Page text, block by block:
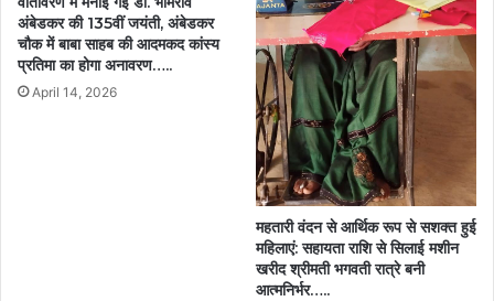
अंबेडकर की 135वीं जयंती, अंबेडकर
चौक में बाबा साहब की आदमकद कांस्य
प्रतिमा का होगा अनावरण…..
April 14, 2026
महतारी वंदन से आर्थिक रूप से सशक्त हुई
महिलाएं: सहायता राशि से सिलाई मशीन
खरीद श्रीमती भगवती रात्रे बनी
आत्मनिर्भर…..